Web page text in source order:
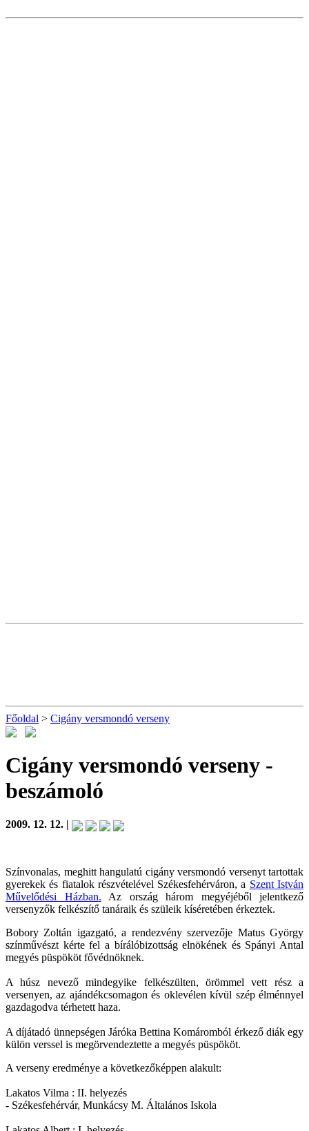
Főoldal > Cigány versmondó verseny
Cigány versmondó verseny -
beszámoló
2009. 12. 12. |
Színvonalas, meghitt hangulatú cigány versmondó versenyt tartottak
gyerekek és fiatalok részvételével Székesfehérváron, a Szent István
Művelődési Házban. Az ország három megyéjéből jelentkező
versenyzők felkészítő tanáraik és szüleik kíséretében érkeztek.
Bobory Zoltán igazgató, a rendezvény szervezője Matus György
színművészt kérte fel a bírálóbizottság elnökének és Spányi Antal
megyés püspököt fővédnöknek.
A húsz nevező mindegyike felkészülten, örömmel vett rész a
versenyen, az ajándékcsomagon és oklevélen kívül szép élménnyel
gazdagodva térhetett haza.
A díjátadó ünnepségen Járóka Bettina Komáromból érkező diák egy
külön verssel is megörvendeztette a megyés püspököt.
A verseny eredménye a következőképpen alakult:
Lakatos Vilma : II. helyezés
- Székesfehérvár, Munkácsy M. Általános Iskola